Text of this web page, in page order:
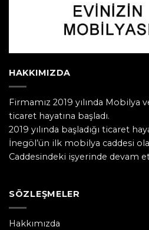
HAKKIMIZDA
Firmamız 2019 yılında Mobilya
ticaret hayatına başladı.
2019 yılında başladığı ticaret
İnegöl’ün ilk mobilya caddesi
Caddesindeki işyerinde devam
SÖZLEŞMELER
Hakkımızda